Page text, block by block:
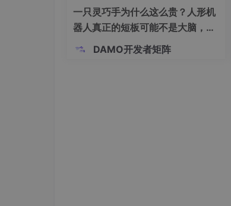
一只灵巧手为什么这么贵？人形机
器人真正的短板可能不是大脑，而
DAMO开发者矩阵